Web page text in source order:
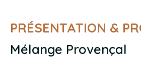
PRÉSENTATION &
Mélange Provençal